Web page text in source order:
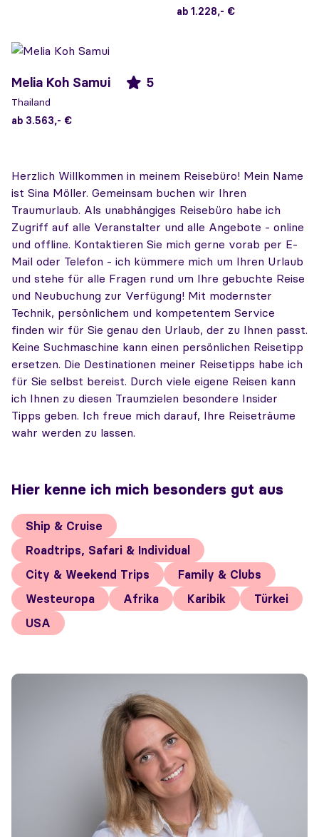
ab 1.228,- €
Melia Koh Samui 5
Thailand
ab 3.563,- €
Herzlich Willkommen in meinem Reisebüro! Mein Name
ist Sina Möller. Gemeinsam buchen wir Ihren
Traumurlaub. Als unabhängiges Reisebüro habe ich
Zugriff auf alle Veranstalter und alle Angebote - online
und offline. Kontaktieren Sie mich gerne vorab per E-
Mail oder Telefon - ich kümmere mich um Ihren Urlaub
und stehe für alle Fragen rund um Ihre gebuchte Reise
und Neubuchung zur Verfügung! Mit modernster
Technik, persönlichem und kompetentem Service
finden wir für Sie genau den Urlaub, der zu Ihnen passt.
Keine Suchmaschine kann einen persönlichen Reisetipp
ersetzen. Die Destinationen meiner Reisetipps habe ich
für Sie selbst bereist. Durch viele eigene Reisen kann
ich Ihnen zu diesen Traumzielen besondere Insider
Tipps geben. Ich freue mich darauf, Ihre Reiseträume
wahr werden zu lassen.
Hier kenne ich mich besonders gut aus
Ship & Cruise
Roadtrips, Safari & Individual
City & Weekend Trips
Family & Clubs
Westeuropa
Afrika Karibik
Türkei
USA